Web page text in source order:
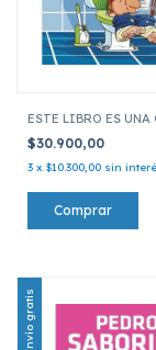
ESTE LIBRO ES UNA
$30.900,00
3 x $10.300,00 sin
Envío gratis